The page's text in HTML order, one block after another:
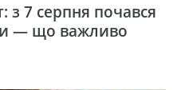
з 7 серпня почався
— що важливо